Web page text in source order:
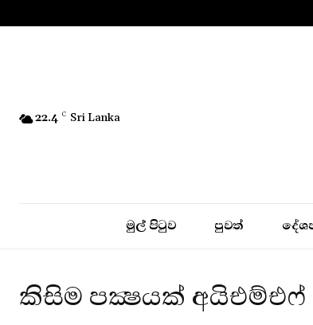
22.4 C Sri Lanka
මුල් පිටුව පුවත්
කිසිම පක්‍ෂයක්